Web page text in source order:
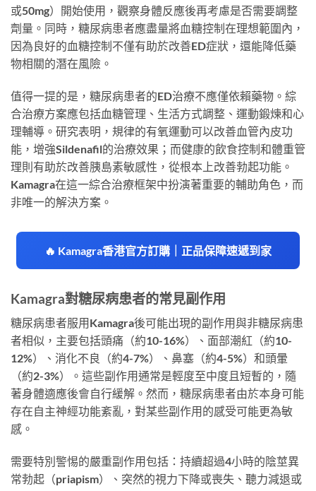
或50mg）開始使用，觀察身體反應後再考慮是否需要調整
劑量。同時，糖尿病患者應盡量將血糖控制在理想範圍內，
因為良好的血糖控制不僅有助於改善ED症狀，還能降低藥
物相關的潛在風險。
值得一提的是，糖尿病患者的ED治療不應僅依賴藥物。綜
合治療方案應包括血糖管理、生活方式調整、運動鍛煉和心
理輔導。研究表明，規律的有氧運動可以改善血管內皮功
能，增強Sildenafil的治療效果；而健康的飲食控制和體重管
理則有助於改善胰島素敏感性，從根本上改善勃起功能。
Kamagra在這一綜合治療框架中扮演著重要的輔助角色，而
非唯一的解決方案。
🔥 Kamagra香港官方訂購｜正品保障速遞到家
Kamagra對糖尿病患者的常見副作用
糖尿病患者服用Kamagra後可能出現的副作用與非糖尿病患
者相似，主要包括頭痛（約10-16%）、面部潮紅（約10-
12%）、消化不良（約4-7%）、鼻塞（約4-5%）和頭暈
（約2-3%）。這些副作用通常是輕度至中度且短暫的，隨
著身體適應後會自行緩解。然而，糖尿病患者由於本身可能
存在自主神經功能紊亂，對某些副作用的感受可能更為敏
感。
需要特別警惕的嚴重副作用包括：持續超過4小時的陰莖異
常勃起（priapism）、突然的視力下降或喪失、聽力減退或